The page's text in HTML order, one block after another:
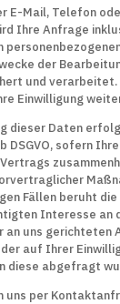
E-Mail, Telefon
Ihre Anfrage
der
und verarbeitet.
Einwilligung
dieser Daten
DSGVO, sofern
Fällen beruht
Interesse an
an uns gerichteten
auf Ihrer
diese abgefragt
uns per